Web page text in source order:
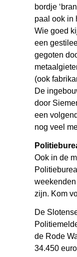
bordje
paal ook in
Wie goed
een
gegoten
(ook
De
door
een
nog veel
Ook in de
zijn. Kom
De
de Rode
34.450